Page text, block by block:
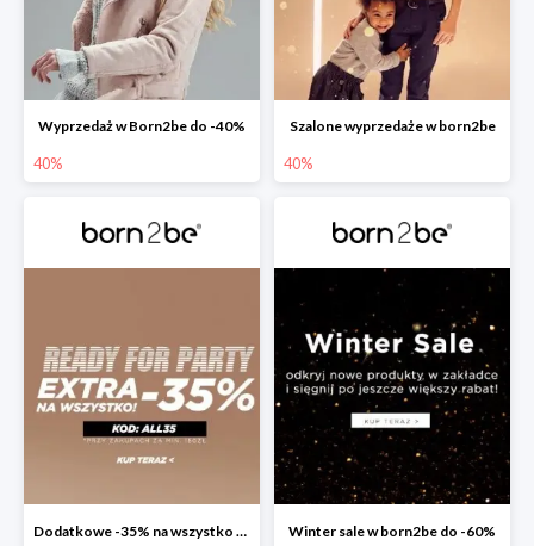
Wyprzedaż w Born2be do -40%
40%
Szalone wyprzedaże w born2be
40%
Dodatkowe -35% na wszystko w born2be Winter sale w born2be do -60%